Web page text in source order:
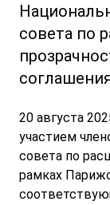
совета по
20 августа
участием
совета по
рамках